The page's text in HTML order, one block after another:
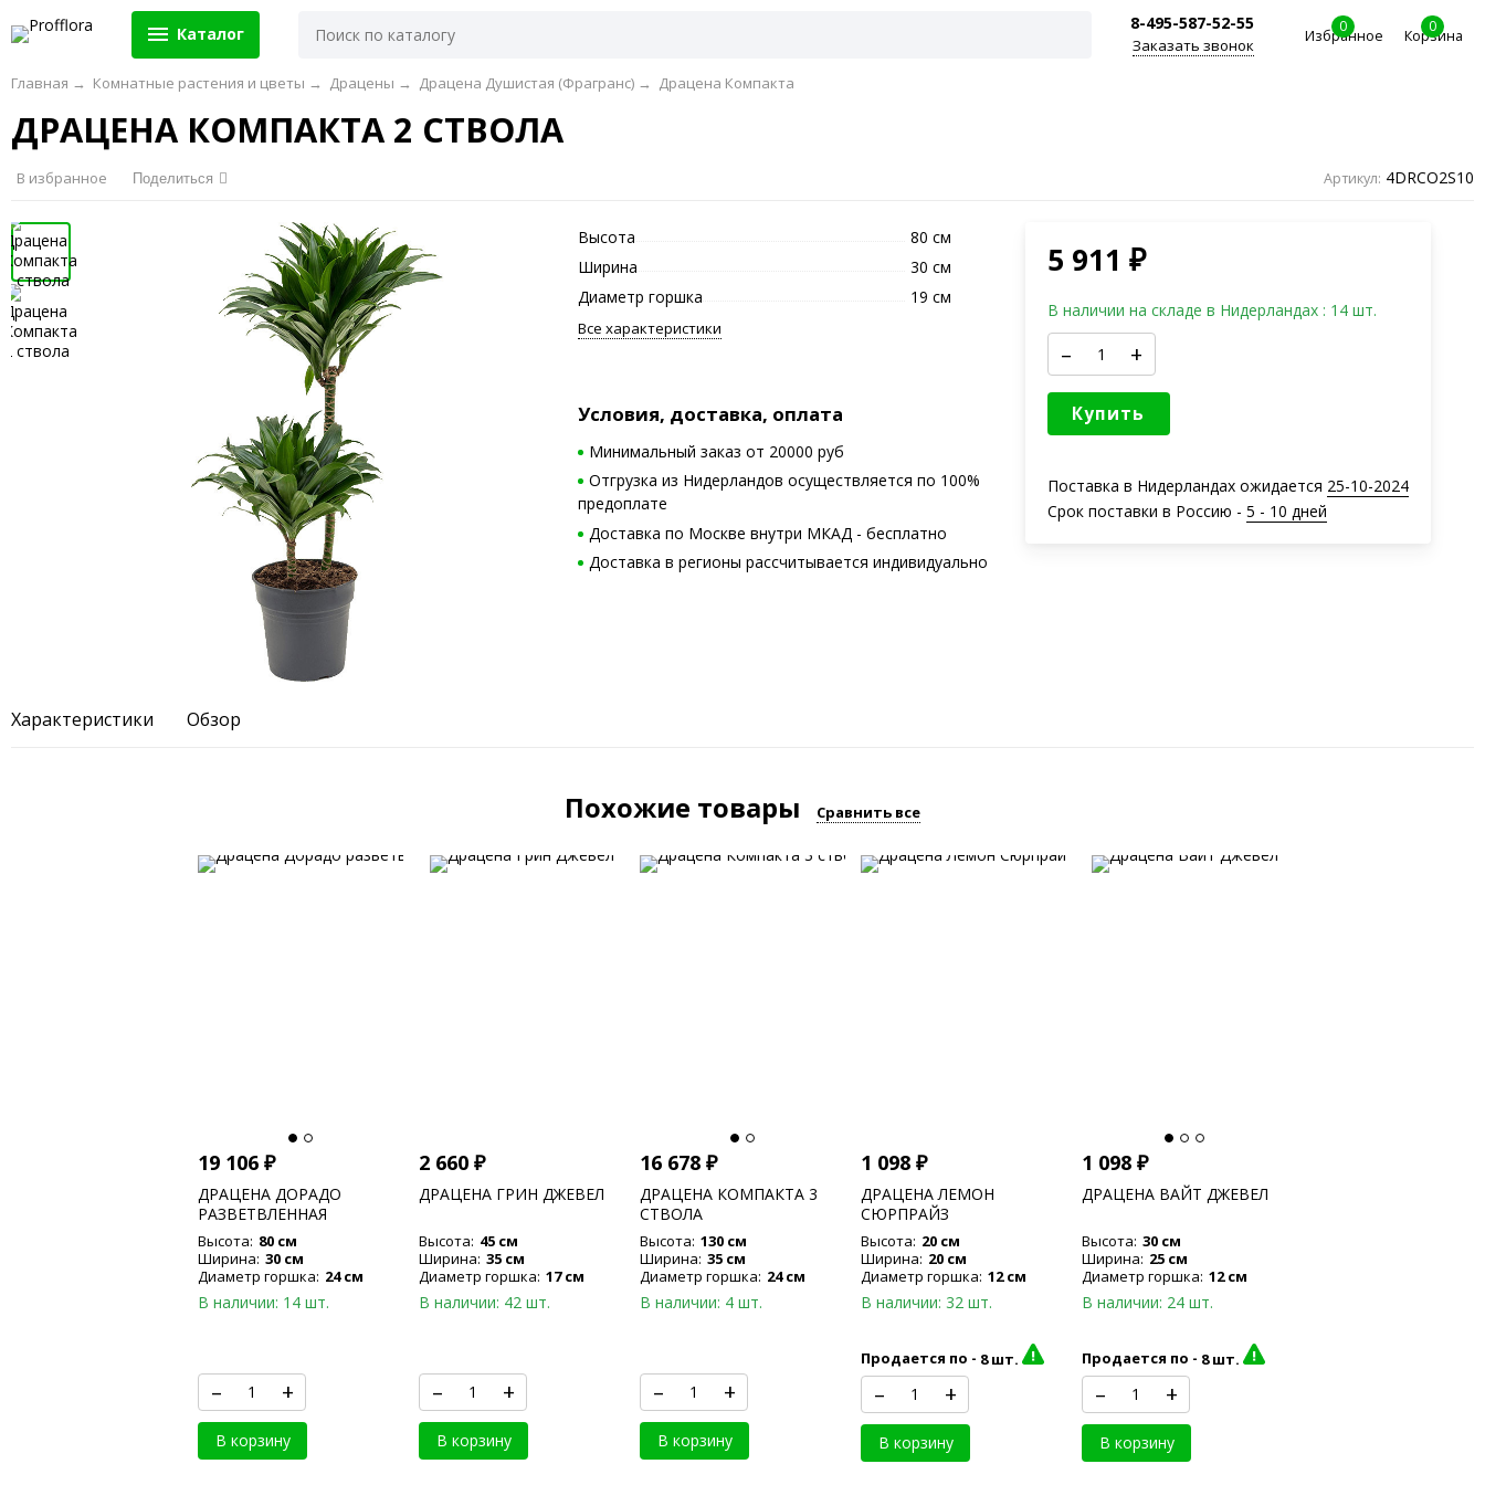
Каталог
8-495-587-52-55
Заказать звонок
0
Избранное
0
Корзина
Главная → Комнатные растения и цветы → Драцены → Драцена Душистая (Фрагранс) → Драцена Компакта
ДРАЦЕНА КОМПАКТА 2 СТВОЛА
В избранное Поделиться Артикул: 4DRCO2S10
Высота
80 см
Ширина
30 см
Диаметр горшка
19 см
Все характеристики
Условия, доставка, оплата
Минимальный заказ от 20000 руб
Отгрузка из Нидерландов осуществляется по 100%
предоплате
Доставка по Москве внутри МКАД - бесплатно
Доставка в регионы рассчитывается индивидуально
5 911 ₽
В наличии на складе в Нидерландах : 14 шт.
– +
Купить
Поставка в Нидерландах ожидается 25-10-2024
Срок поставки в Россию - 5 - 10 дней
Характеристики Обзор
Похожие товары Сравнить все
19 106 ₽
ДРАЦЕНА ДОРАДО
РАЗВЕТВЛЕННАЯ
Высота: 80 см
Ширина: 30 см
Диаметр горшка: 24 см
В наличии: 14 шт.
– +
В корзину
2 660 ₽
ДРАЦЕНА ГРИН ДЖЕВЕЛ
Высота: 45 см
Ширина: 35 см
Диаметр горшка: 17 см
В наличии: 42 шт.
– +
В корзину
16 678 ₽
ДРАЦЕНА КОМПАКТА 3
СТВОЛА
Высота: 130 см
Ширина: 35 см
Диаметр горшка: 24 см
В наличии: 4 шт.
– +
В корзину
1 098 ₽
ДРАЦЕНА ЛЕМОН
СЮРПРАЙЗ
Высота: 20 см
Ширина: 20 см
Диаметр горшка: 12 см
В наличии: 32 шт.
Продается по - 8 шт.
– +
В корзину
1 098 ₽
ДРАЦЕНА ВАЙТ ДЖЕВЕЛ
Высота: 30 см
Ширина: 25 см
Диаметр горшка: 12 см
В наличии: 24 шт.
Продается по - 8 шт.
– +
В корзину